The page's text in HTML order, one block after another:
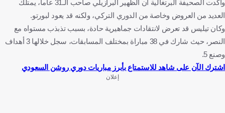
وأكدت الصحيفة البرتغالية أن الظهير البرازيلي صاحب الـ31 عاما، يمتلك
العديد من العروض وخاصة من الدوري التركي، ولكنه قد يعود لبورتو.
وكان تيليس قد تعرض لانتقادات جماهيرية حادة، بسبب تذبذب مستواه مع
النصر، حيث شارك في 38 مباراة بمختلف المسابقات، سجل خلالها 3 أهداف
وصنع 5.
اشترك الآن على شاهد للاستمتاع بأبرز مباريات دوري روشن السعودي
إعلان